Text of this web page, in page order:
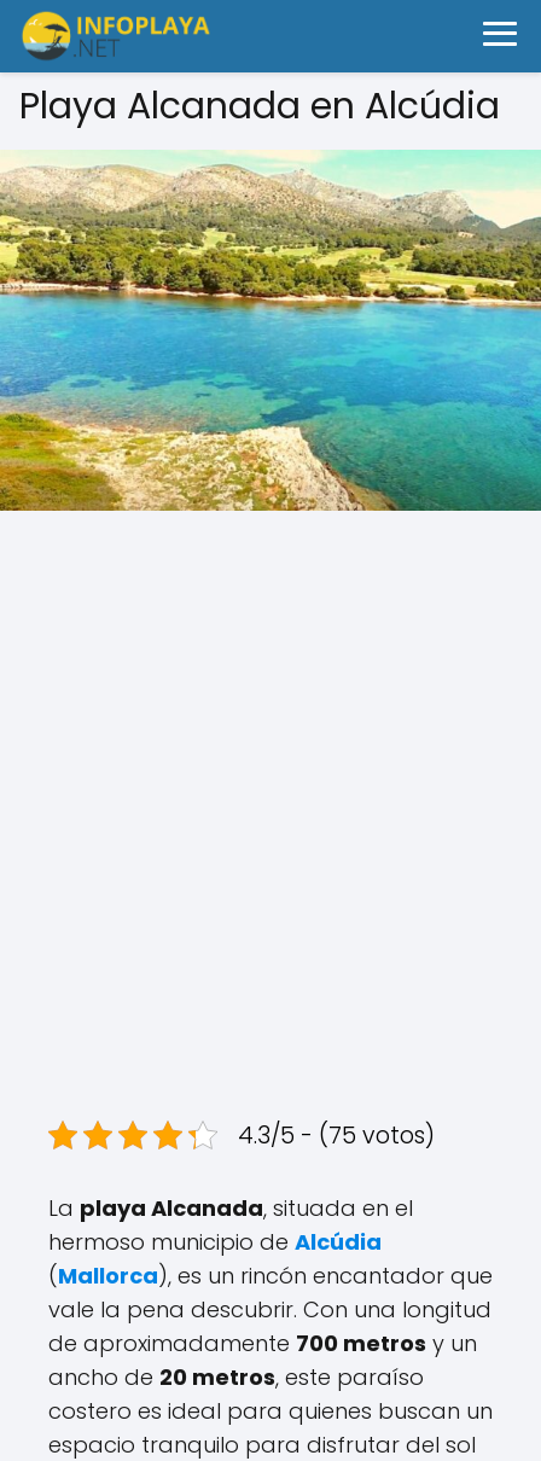
Playa Alcanada en Alcúdia
4.3/5 - (75 votos)
La playa Alcanada, situada en el
hermoso municipio de Alcúdia
(Mallorca), es un rincón encantador que
vale la pena descubrir. Con una longitud
de aproximadamente 700 metros y un
ancho de 20 metros, este paraíso
costero es ideal para quienes buscan un
espacio tranquilo para disfrutar del sol